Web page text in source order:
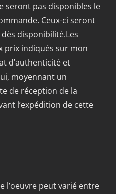
seront pas disponibles le
Ceux-ci seront
disponibilité.Les
prix indiqués sur mon
d’authenticité et
moyennant un
de réception de la
l’expédition de cette
l’oeuvre peut varié entre